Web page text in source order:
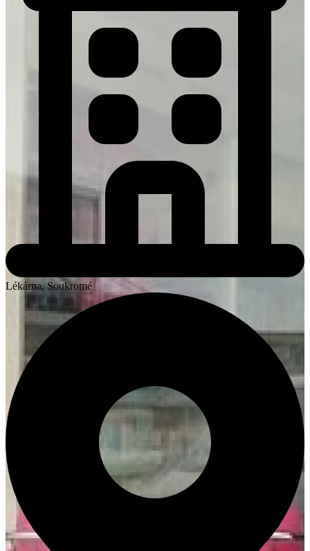
Lékárna, Soukromé